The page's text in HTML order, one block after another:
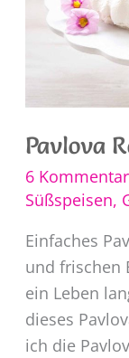
Pavlova
6
Süßspeisen,
Einfaches
und frischen
ein Leben
dieses
ich die